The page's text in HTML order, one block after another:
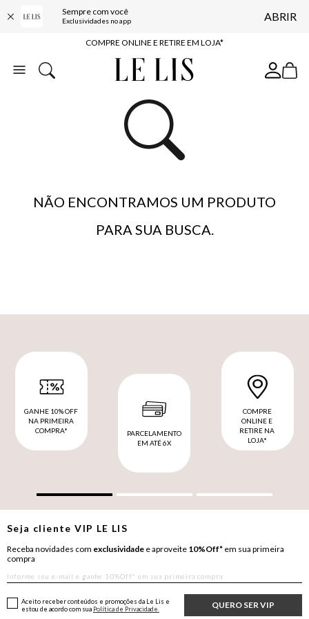
Sempre com você
Exclusividades no app ABRIR
10% OFF NA PRIMEIRA COMPRA*
COMPRE ONLINE E RETIRE EM LOJA*
ENTREGA EXPRESSA*
BAIXE O APP
10% OFF NA PRIMEIRA COMPRA*
NÃO ENCONTRAMOS UM PRODUTO
PARA SUA BUSCA.
GANHE 10% OFF
NA PRIMEIRA
COMPRA*
PARCELAMENTO
EM ATÉ 6X
COMPRE
ONLINE E
RETIRE NA
LOJA*
Seja clienteVIP LE LIS
Receba novidades com exclusividade e aproveite 10%Off* em sua primeira
compra
QUERO SER VIP
Aceito receber conteúdos e promoções da Le Lis e
estou de acordo com sua Política de Privacidade.